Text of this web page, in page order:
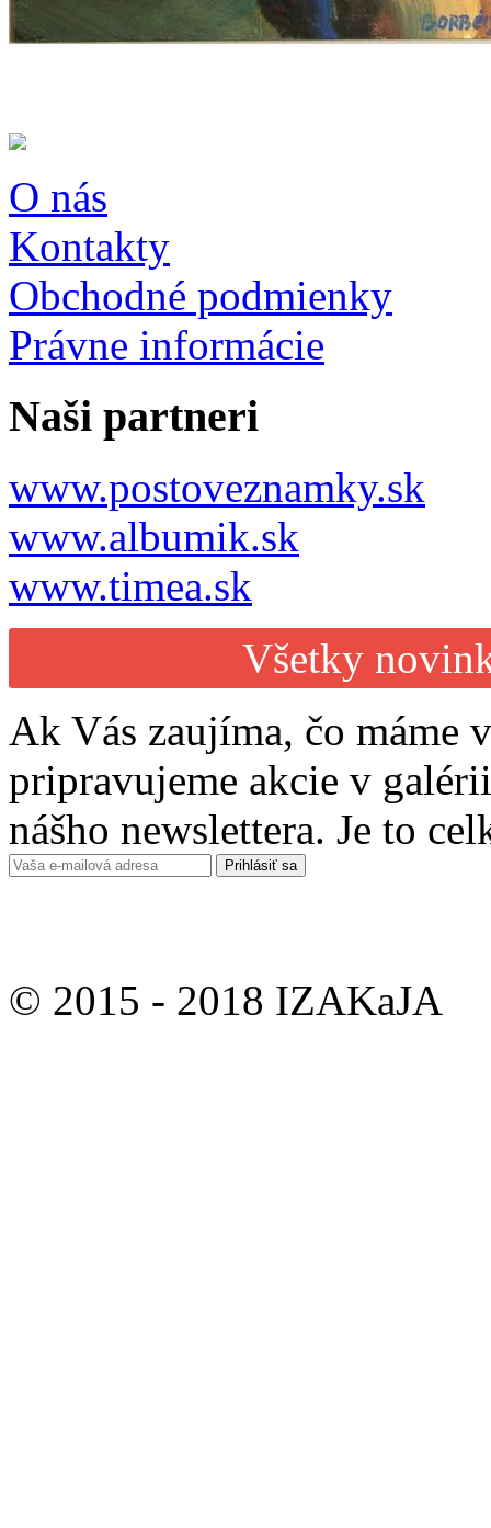
O nás
Kontakty
Obchodné podmienky
Právne informácie
Naši partneri
www.postoveznamky.sk
www.albumik.sk
www.timea.sk
Všetky
Ak Vás zaujíma, čo máme
pripravujeme akcie v
nášho newslettera. Je to
© 2015 - 2018 IZAKaJA